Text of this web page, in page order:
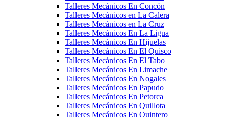
Talleres Mecánicos En Concón
Talleres Mecánicos en La Calera
Talleres Mecánicos en La Cruz
Talleres Mecánicos En La Ligua
Talleres Mecánicos En Hijuelas
Talleres Mecánicos En El Quisco
Talleres Mecánicos En El Tabo
Talleres Mecánicos En Limache
Talleres Mecánicos En Nogales
Talleres Mecánicos En Papudo
Talleres Mecánicos En Petorca
Talleres Mecánicos En Quillota
Talleres Mecánicos En Quintero